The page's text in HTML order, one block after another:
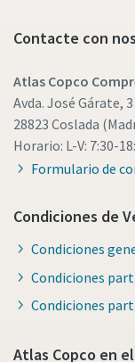
Contacte con
Atlas Copco
Avda. José Gárate,
28823 Coslada
Horario: L-V: 7:30-
Formulario de
Condiciones de
Condiciones
Condiciones
Condiciones
Atlas Copco en